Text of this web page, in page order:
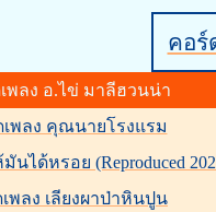
คอร์
พลง อ.ไข่ มาลีฮวนน่า
พลง คุณนายโรงแรม
นได้หรอย (Reproduced
พลง เลียงผาป่าหินปูน